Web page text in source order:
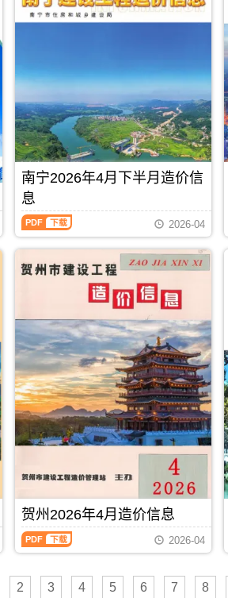
械
台
价，
玉
林
市
造
价
信
息
期
刊
信
息
用
贵
港
工
程
合
同
价
款
确
定
与
调
整，
港
市
工
程
造
价
管
理
手
册，
市
价
信
息
期
PDF
价
信
建
设
工
程
造
价
信
期
刊，
由
钦
州
市
建
设
网
发
布，
用
于
钦
州
工
标
制
价
编
制，
钦
PDF 下载
南宁2026年4月下半月造价信
息
南
宁
4
价
息
（南
宁
建
设
工
造
信
息）
期
刊，
由
宁
市
PDF 下载
2026-04
贺州2026年4月造价信息
贺
州
年
4
2026-04
2 3 4 5 6 7 8